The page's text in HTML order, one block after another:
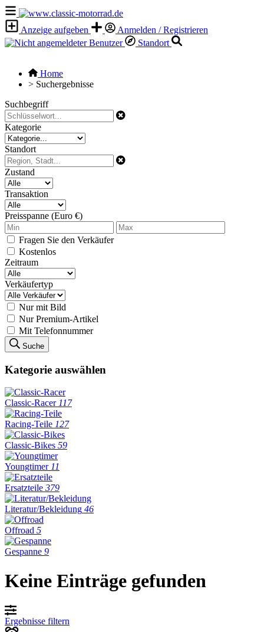
Anzeige aufgeben
Anmelden / Registrieren
Standort
Home
> Suchergebnisse
Suchbegriff
Kategorie
Standort
Zustand
Transaktion
Preisspanne (Euro €)
Fragen Sie den Verkäufer
Kostenlos
Zeitraum
Verkäufertyp
Nur mit Bild
Nur Premium-Artikel
Mit Telefonnummer
Suche
Kategorie auswählen
Classic-Racer 117
Racing-Teile 127
Classic-Bikes 59
Youngtimer 11
Ersatzteile 379
Literatur/Bekleidung 46
Offroad 5
Gespanne 9
Keine Einträge gefunden
Ergebnisse filtern